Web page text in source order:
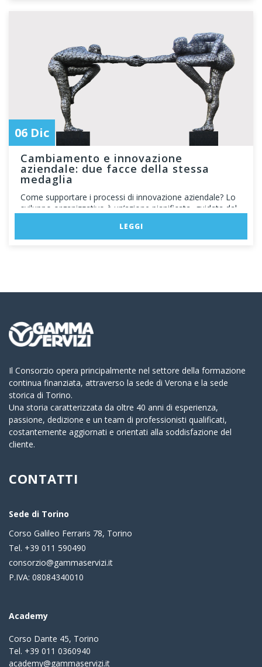
06 Dic
Cambiamento e innovazione
aziendale: due facce della stessa
medaglia
Come supportare i processi di innovazione aziendale? Lo
sviluppo organizzativo è un’azione pianificata, guidata dal
LEGGI
Il Consorzio opera principalmente nel settore della formazione
continua finanziata, attraverso la sede di Verona e la sede
storica di Torino.
Una storia caratterizzata da oltre 40 anni di esperienza,
passione, dedizione e un team di professionisti qualificati,
costantemente aggiornati e orientati alla soddisfazione del
cliente.
CONTATTI
Sede di Torino
Corso Galileo Ferraris 78, Torino
Tel. +39 011 590490
consorzio@gammaservizi.it
P.IVA: 08084340010
Academy
Corso Dante 45, Torino
Tel. +39 011 0360940
academy@gammaservizi.it